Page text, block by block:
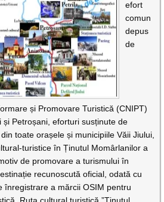
efort
comun
depus
de
și Promovare Turistică (CNIPT)
și Petroșani, eforturi susținute de
toate orașele și municipiile Văii Jiului,
turistice în Ținutul Momârlanilor a
de promovare a turismului în
recunoscută oficial, odată cu
înregistrare a mărcii OSIM pentru